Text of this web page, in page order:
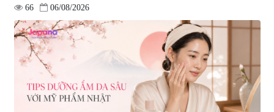
66
06/08/2026